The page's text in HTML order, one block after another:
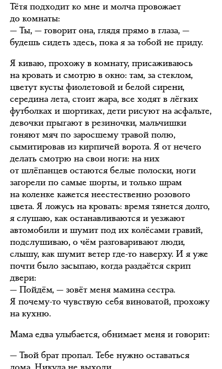
Тётя подходит ко мне и молча провожает
до комнаты:
— Ты, — говорит она, глядя прямо в глаза, —
будешь сидеть здесь, пока я за тобой не приду.
Я киваю, прохожу в комнату, присаживаюсь
на кровать и смотрю в окно: там, за стеклом,
цветут кусты фиолетовой и белой сирени,
середина лета, стоит жара, все ходят в лёгких
футболках и шортиках, дети рисуют на асфальте,
девочки прыгают в резиночки, мальчишки
гоняют мяч по заросшему травой полю,
сымитировав из кирпичей ворота. Я от нечего
делать смотрю на свои ноги: на них
от шлёпанцев остаются белые полоски, ноги
загорели по самые шорты, и только шрам
на коленке кажется неестественно розового
цвета. Я ложусь на кровать: время тянется долго,
я слушаю, как останавливаются и уезжают
автомобили и шумит под их колёсами гравий,
подслушиваю, о чём разговаривают люди,
слышу, как шумит ветер где-то наверху. И я уже
почти было засыпаю, когда раздаётся скрип
двери:
— Пойдём, — зовёт меня мамина сестра.
Я почему-то чувствую себя виноватой, прохожу
на кухню.
Мама едва улыбается, обнимает меня и говорит:
— Твой брат пропал. Тебе нужно оставаться